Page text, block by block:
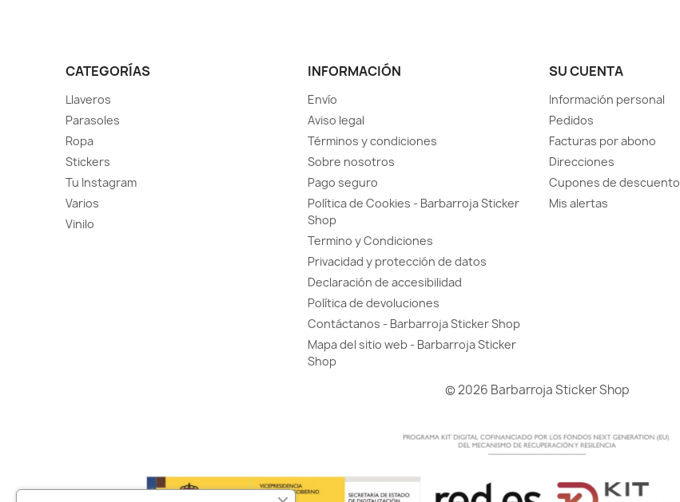
CATEGORÍAS
Llaveros
Parasoles
Ropa
Stickers
Tu Instagram
Varios
Vinilo
INFORMACIÓN
Envío
Aviso legal
Términos y condiciones
Sobre nosotros
Pago seguro
Política de Cookies - Barbarroja Sticker
Shop
Termino y Condiciones
Privacidad y protección de datos
Declaración de accesibilidad
Política de devoluciones
Contáctanos - Barbarroja Sticker Shop
Mapa del sitio web - Barbarroja Sticker
Shop
SU CUENTA
Información personal
Pedidos
Facturas por abono
Direcciones
Cupones de descuento
Mis alertas
© 2026 Barbarroja Sticker Shop